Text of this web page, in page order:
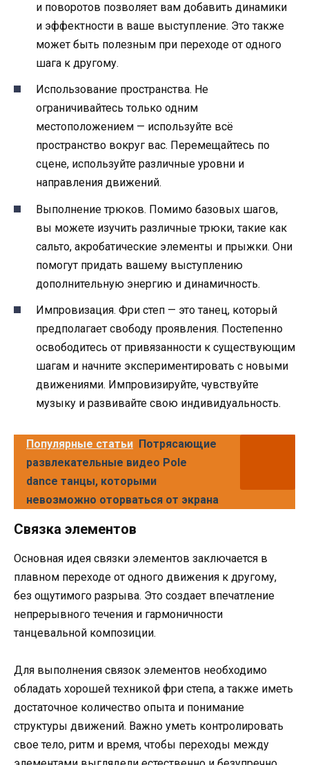
и поворотов позволяет вам добавить динамики
и эффектности в ваше выступление. Это также
может быть полезным при переходе от одного
шага к другому.
Использование пространства. Не
ограничивайтесь только одним
местоположением — используйте всё
пространство вокруг вас. Перемещайтесь по
сцене, используйте различные уровни и
направления движений.
Выполнение трюков. Помимо базовых шагов,
вы можете изучить различные трюки, такие как
сальто, акробатические элементы и прыжки. Они
помогут придать вашему выступлению
дополнительную энергию и динамичность.
Импровизация. Фри степ — это танец, который
предполагает свободу проявления. Постепенно
освободитесь от привязанности к существующим
шагам и начните экспериментировать с новыми
движениями. Импровизируйте, чувствуйте
музыку и развивайте свою индивидуальность.
Популярные статьи Потрясающие
развлекательные видео Pole
dance танцы, которыми
невозможно оторваться от экрана
Связка элементов
Основная идея связки элементов заключается в
плавном переходе от одного движения к другому,
без ощутимого разрыва. Это создает впечатление
непрерывного течения и гармоничности
танцевальной композиции.
Для выполнения связок элементов необходимо
обладать хорошей техникой фри степа, а также иметь
достаточное количество опыта и понимание
структуры движений. Важно уметь контролировать
свое тело, ритм и время, чтобы переходы между